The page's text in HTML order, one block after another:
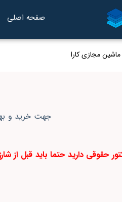
صفحه اصلی
مجازی کارا
جهت خرید و
حقوقی دارید حتما باید قبل